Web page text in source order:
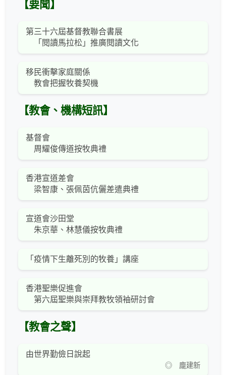
【要聞】
第三十六屆基督教聯合書展
「閱讀馬拉松」推廣閱讀文化
移民衝擊家庭關係
教會把握牧養契機
【教會、機構短訊】
基督會
周耀俊傳道按牧典禮
香港宣道差會
梁智康、張佩茵伉儷差遣典禮
宣道會沙田堂
朱京華、林慧儀按牧典禮
「疫情下生離死別的牧養」講座
香港聖樂促進會
第六屆聖樂與崇拜教牧領袖研討會
【教會之聲】
由世界勤儉日說起
◎ 龐建新